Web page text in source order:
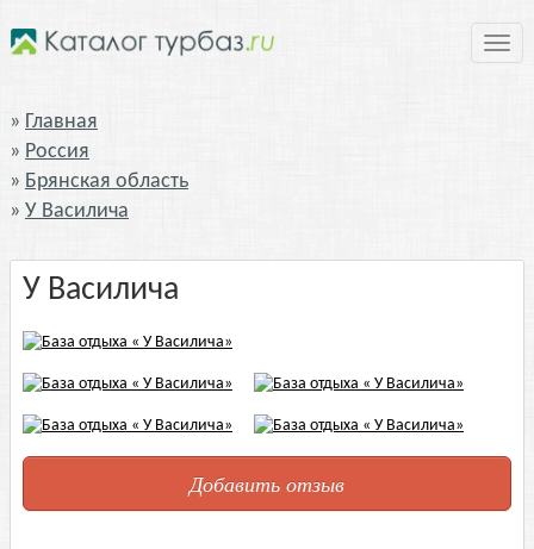
Главная
Россия
Брянская область
У Василича
У Василича
Добавить отзыв